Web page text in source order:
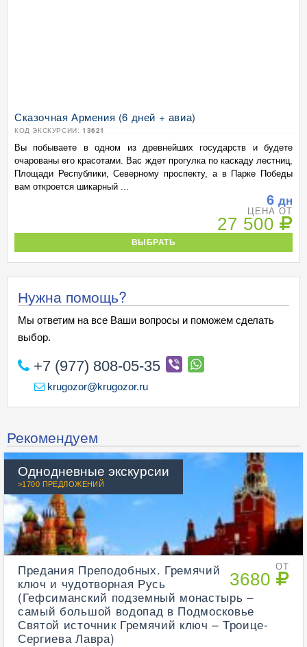
Сказочная Армения (6 дней + авиа)
КОД ЭКСКУРСИИ: 13621
Вы побываете в одном из древнейших государств и будете
очарованы его красотами. Вас ждет прогулка по каскаду лестниц,
Площади Республики, Северному проспекту, а в Парке Победы
вам откроется шикарный ...
6 дн
ЦЕНА ОТ
27 500
ВЫБРАТЬ
Нужна помощь?
Мы ответим на все Ваши вопросы и поможем сделать
выбор.
+7 (977) 808-05-35
krugozor@krugozor.ru
Рекомендуем
Однодневные экскурсии
>1700 ПРЕДЛОЖЕНИЙ
ОТ
3680
Предания Преподобных. Гремячий
ключ и чудотворная Русь
(Гефсиманский подземный монастырь –
самый большой водопад в Подмосковье
Святой источник Гремячий ключ – Троице-
Сергиева Лавра)